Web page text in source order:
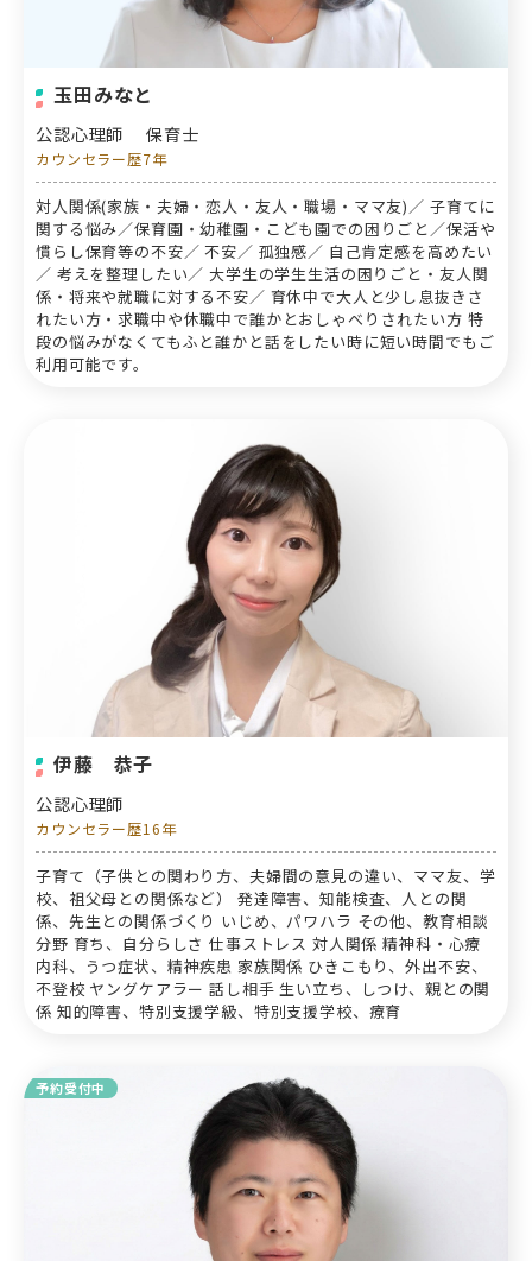
玉田みなと
公認心理師 保育士
カウンセラー歴7年
対人関係(家族・夫婦・恋人・友人・職場・ママ友)／ 子育てに
関する悩み／保育園・幼稚園・こども園での困りごと／保活や
慣らし保育等の不安／ 不安／ 孤独感／ 自己肯定感を高めたい
／ 考えを整理したい／ 大学生の学生生活の困りごと・友人関
係・将来や就職に対する不安／ 育休中で大人と少し息抜きさ
れたい方・求職中や休職中で誰かとおしゃべりされたい方 特
段の悩みがなくてもふと誰かと話をしたい時に短い時間でもご
利用可能です。
伊藤 恭子
公認心理師
カウンセラー歴16年
子育て（子供との関わり方、夫婦間の意見の違い、ママ友、学
校、祖父母との関係など） 発達障害、知能検査、人との関
係、先生との関係づくり いじめ、パワハラ その他、教育相談
分野 育ち、自分らしさ 仕事ストレス 対人関係 精神科・心療
内科、うつ症状、精神疾患 家族関係 ひきこもり、外出不安、
不登校 ヤングケアラー 話し相手 生い立ち、しつけ、親との関
係 知的障害、特別支援学級、特別支援学校、療育
予約受付中